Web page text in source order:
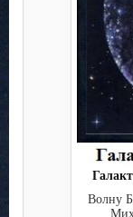
Волну